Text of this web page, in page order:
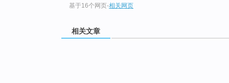
基于16个网页-相关网页
相关文章